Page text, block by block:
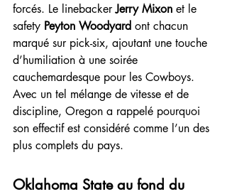
forcés. Le linebacker Jerry Mixon et le
safety Peyton Woodyard ont chacun
marqué sur pick-six, ajoutant une touche
d’humiliation à une soirée
cauchemardesque pour les Cowboys.
Avec un tel mélange de vitesse et de
discipline, Oregon a rappelé pourquoi
son effectif est considéré comme l’un des
plus complets du pays.
Oklahoma State au fond du